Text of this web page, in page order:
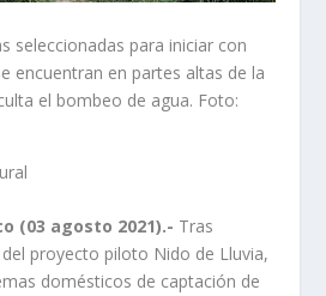
seleccionadas para iniciar con
encuentran en partes altas de la
el bombeo de agua. Foto:
(03 agosto 2021).- Tras
proyecto piloto Nido de Lluvia,
domésticos de captación de